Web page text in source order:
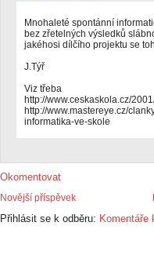
Mnohaleté spontánní
bez zřetelných výsledků
jakéhosi dílčího projektu se
J.Týř
Viz třeba
http://www.ceskaskola.cz/
http://www.mastereye.cz/
informatika-ve-skole
Okomentovat
Novější příspěvek
Přihlásit se k odběru: Komentáře